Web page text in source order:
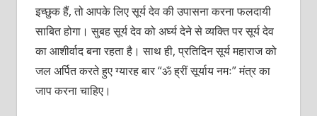
इच्छुक हैं, तो आपके लिए सूर्य देव की उपासना करना फलदायी
साबित होगा। सुबह सूर्य देव को अर्घ्य देने से व्यक्ति पर सूर्य देव
का आशीर्वाद बना रहता है। साथ ही, प्रतिदिन सूर्य महाराज को
जल अर्पित करते हुए ग्यारह बार “ॐ ह्रीं सूर्याय नमः” मंत्र का
जाप करना चाहिए।